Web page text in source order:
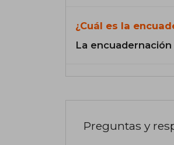
¿Cuál es la
La encuadernación
Preguntas y